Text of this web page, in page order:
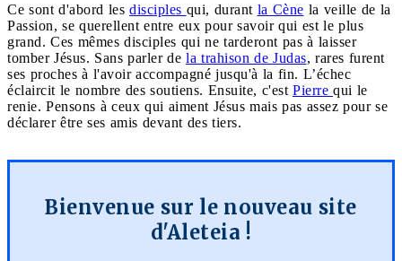
Ce sont d'abord les disciples qui, durant la Cène la veille de la
Passion, se querellent entre eux pour savoir qui est le plus
grand. Ces mêmes disciples qui ne tarderont pas à laisser
tomber Jésus. Sans parler de la trahison de Judas, rares furent
ses proches à l'avoir accompagné jusqu'à la fin. L’échec
éclaircit le nombre des soutiens. Ensuite, c'est Pierre qui le
renie. Pensons à ceux qui aiment Jésus mais pas assez pour se
déclarer être ses amis devant des tiers.
Bienvenue sur le nouveau site
d'Aleteia !